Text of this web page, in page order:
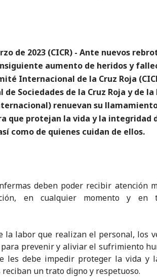
de 2023 (CICR) - Ante nuevos
aumento de heridos y
Internacional de la Cruz Roja
Sociedades de la Cruz Roja y de la
renuevan su
que protejan la vida y la integridad
como de quienes cuidan de ellos.
deben poder recibir atención
en cualquier momento y en
la labor que realizan el personal, los
prevenir y aliviar el sufrimiento
les debe impedir proteger la vida y
un trato digno y respetuoso.